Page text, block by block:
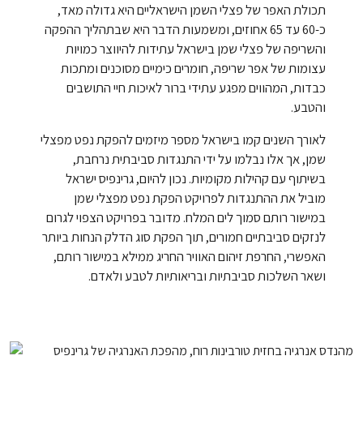
תכולת האפר של פצלי השמן הישראליים היא גדולה מאד,
כ-60 עד 65 אחוזים, ומשמעות הדבר היא שבתהליך ההפקה
והשריפה של פצלי שמן בישראל עתידות להיווצר כמויות
עצומות של אפר שריפה, חומרים כימיים מסוכנים ומתכות
כבדות, המהווים מפגע עתידי ברור לאיכות חיי התושבים
והטבע.
לאורך השנים קמו בישראל מספר מיזמים להפקת נפט מפצלי
שמן, אך אלו נבלמו על ידי התנגדות סביבתית נרחבת,
בשיתוף עם קהילות מקומיות. נכון להיום, גרינפיס ישראל
מוביל את ההתנגדות לפרויקט הפקת נפט מפצלי שמן
במישור רותם סמוך לים המלח. מדובר בפרויקט הצפוי לגרום
לנזקים סביבתיים חמורים, תוך הפקת סוג הדלק הנחות ביותר
האפשרי, החרפת זיהום האוויר החריג ממילא במישור רותם,
ושאר השלכות סביבתיות ובריאותיות לטבע ולאדם.